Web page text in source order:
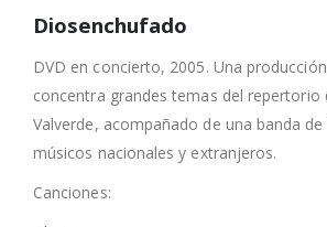
Diosenchufado
DVD en concierto, 2005. Una
concentra grandes temas del repertorio
Valverde, acompañado de una banda
músicos nacionales y extranjeros.
Canciones: